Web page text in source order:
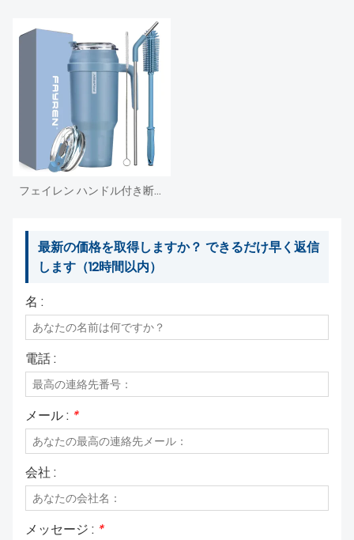
フェイレン ハンドル付き断熱タンブラー、ストローと蓋付き二重壁真空ステンレススチールカップ、冷たい/温かい飲み物用、漏れ防止、コーヒートラベルマグ
最新の価格を取得しますか？ できるだけ早く返信
します（12時間以内）
名 :
電話 :
メール : *
会社 :
メッセージ : *